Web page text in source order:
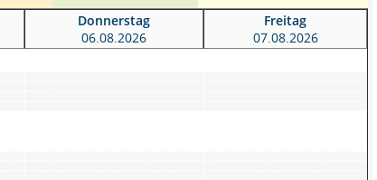
Donnerstag
06.08.2026
Freitag
07.08.2026